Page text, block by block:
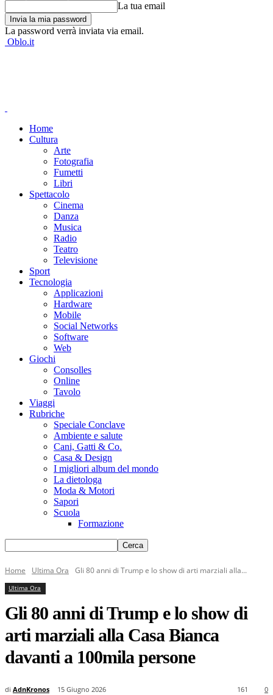
La tua email
La password verrà inviata via email.
Oblo.it
Home
Cultura
Arte
Fotografia
Fumetti
Libri
Spettacolo
Cinema
Danza
Musica
Radio
Teatro
Televisione
Sport
Tecnologia
Applicazioni
Hardware
Mobile
Social Networks
Software
Web
Giochi
Consolles
Online
Tavolo
Viaggi
Rubriche
Speciale Conclave
Ambiente e salute
Cani, Gatti & Co.
Casa & Design
I migliori album del mondo
La dietologa
Moda & Motori
Sapori
Scuola
Formazione
Home Ultima Ora Gli 80 anni di Trump e lo show di arti marziali alla...
Ultima Ora
Gli 80 anni di Trump e lo show di
arti marziali alla Casa Bianca
davanti a 100mila persone
di AdnKronos 15 Giugno 2026 0
161